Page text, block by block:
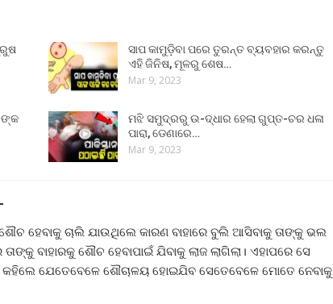
ସାପ କାମୁଡ଼ିବା ପରେ ତୁରନ୍ତ ବ୍ୟବହାର କରନ୍ତୁ
ଏହି ଜିନିଷ, ମୂଳରୁ ଶେଷ…
Mar 9, 2023
ମଝି ସମୁଦ୍ରରୁ ଉ-ଦ୍ଧାର ହେଲା ଗୁପ୍ତ-ଚର ଧଳା
ପାରା, ଡେଣାରେ…
Mar 9, 2023
ହେବାକୁ ଚାଲି ଯାଉଥିଲେ କାରଣ ବାହାରେ ବୁଲି ଆସିବାକୁ ତାଙ୍କୁ ଭଲ
ବାହାରକୁ ଶୌଚ ହେବାପାଇଁ ଯିବାକୁ ଲାଜ ଲାଗିଲା। ଏହାପରେ ସେ
ଯେତେବେଳେ ଶୌଚାଳୟ ହୋଇଯିବ ସେତେବେଳେ ମୋତେ ନେବାକୁ